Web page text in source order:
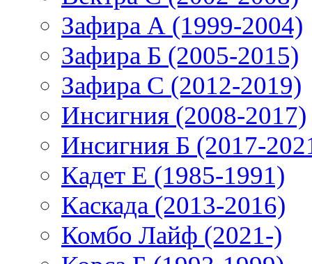
Зафира А (1999-2004)
Зафира Б (2005-2015)
Зафира С (2012-2019)
Инсигния (2008-2017)
Инсигния Б (2017-
Кадет Е (1985-1991)
Каскада (2013-2016)
Комбо Лайф (2021-)